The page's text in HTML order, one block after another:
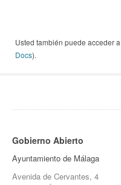
Usted también puede acceder
Docs).
Gobierno Abierto
Ayuntamiento de Málaga
Avenida de Cervantes, 4